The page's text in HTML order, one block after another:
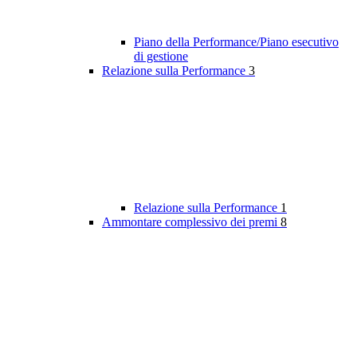
Piano della Performance/Piano esecutivo
di gestione
Relazione sulla Performance 3
Relazione sulla Performance 1
Ammontare complessivo dei premi 8